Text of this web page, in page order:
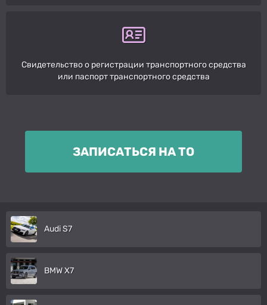
Свидетельство о регистрации транспортного средства
или паспорт транспортного средства
ЗАПИСАТЬСЯ НА ТО
Audi S7
BMW X7